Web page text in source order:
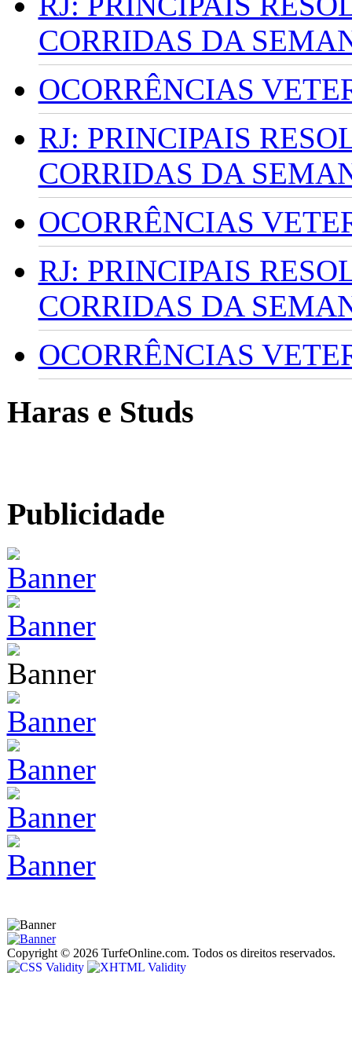
CORRIDAS DA
OCORRÊNCIAS
RJ: PRINCIPAIS
CORRIDAS DA
OCORRÊNCIAS
RJ: PRINCIPAIS
CORRIDAS DA
OCORRÊNCIAS
Haras e Studs
Publicidade
Copyright © 2026 TurfeOnline.com. Todos os direitos reservados.